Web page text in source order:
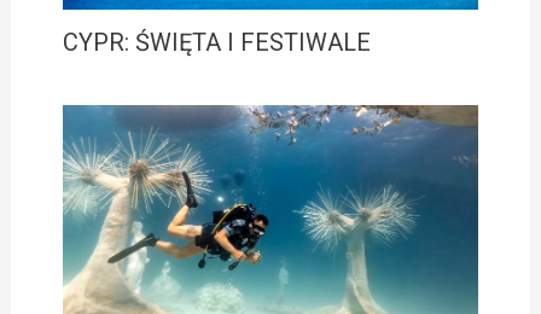
CYPR: ŚWIĘTA I FESTIWALE